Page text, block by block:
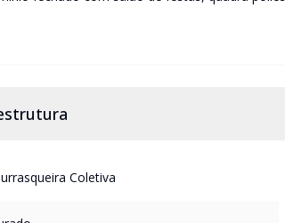
Coletiva